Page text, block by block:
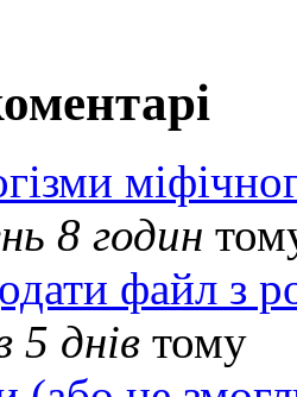
8 годин
файл з
днів тому